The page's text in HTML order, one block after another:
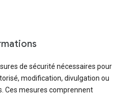
de sécurité nécessaires pour
modification, divulgation ou
Ces mesures comprennent